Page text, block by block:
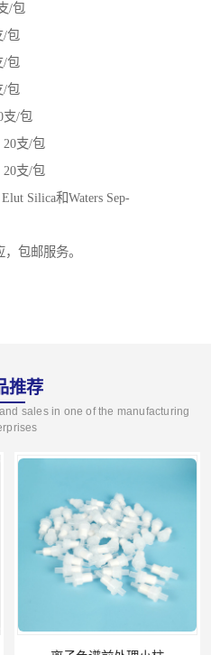
/包
/包
/包
/包
支/包
20支/包
20支/包
Silica和Waters Sep-
包邮服务。
推荐
sales in one of the manufacturing